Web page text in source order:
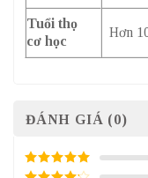
Tuổi thọ
cơ học
Hơn
ĐÁNH GIÁ (0)